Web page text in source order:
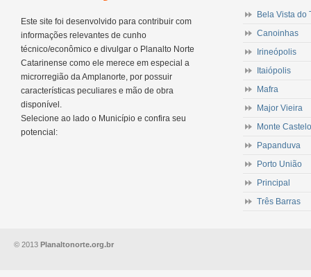
Este site foi desenvolvido para contribuir com
informações relevantes de cunho
técnico/econômico e divulgar o Planalto Norte
Catarinense como ele merece em especial a
microrregião da Amplanorte, por possuir
características peculiares e mão de obra
disponível.
Selecione ao lado o Município e confira seu
potencial:
Bela Vista do
Canoinhas
Irineópolis
Itaiópolis
Mafra
Major Vieira
Monte Castelo
Papanduva
Porto União
Principal
Três Barras
© 2013 Planaltonorte.org.br